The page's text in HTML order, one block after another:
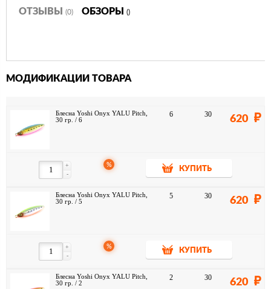
ОТЗЫВЫ (0) ОБЗОРЫ ()
МОДИФИКАЦИИ ТОВАРА
Блесна Yoshi Onyx YALU Pitch,
30 гр. / 6
6 30 620
-
+ %
КУПИТЬ
Блесна Yoshi Onyx YALU Pitch,
30 гр. / 5
5 30 620
-
+ %
КУПИТЬ
Блесна Yoshi Onyx YALU Pitch,
30 гр. / 2
2 30 620